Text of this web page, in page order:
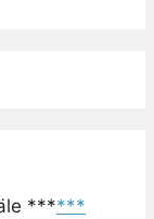
***